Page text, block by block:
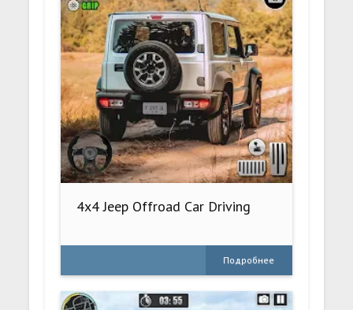
4x4 Jeep Offroad Car Driving
Подробнее